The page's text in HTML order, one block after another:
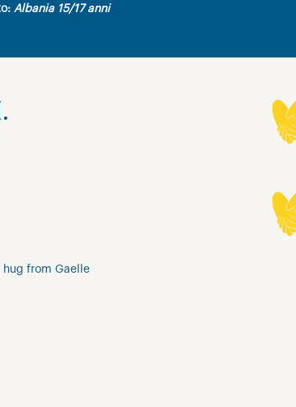
Albania 15/17 anni
hug from Gaelle